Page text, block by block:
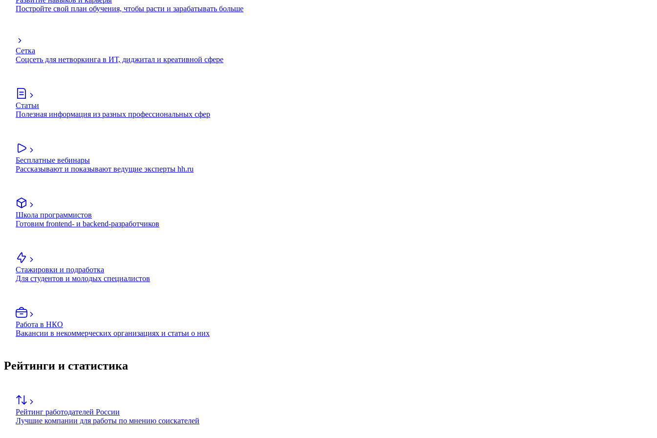
Постройте свой план обучения, чтобы расти и зарабатывать больше
Сетка
Соцсеть для нетворкинга в ИТ, диджитал и креативной сфере
Статьи
Полезная информация из разных профессиональных сфер
Бесплатные вебинары
Рассказывают и показывают ведущие эксперты hh.ru
Школа программистов
Готовим frontend- и backend-разработчиков
Стажировки и подработка
Для студентов и молодых специалистов
Работа в НКО
Вакансии в некоммерческих организациях и статьи о них
Рейтинги и статистика
Рейтинг работодателей России
Лучшие компании для работы по мнению соискателей